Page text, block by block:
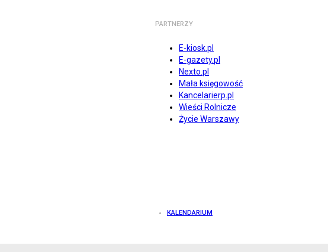
PARTNERZY
E-kiosk.pl
E-gazety.pl
Nexto.pl
Mała księgowość
Kancelarierp.pl
Wieści Rolnicze
Życie Warszawy
KALENDARIUM